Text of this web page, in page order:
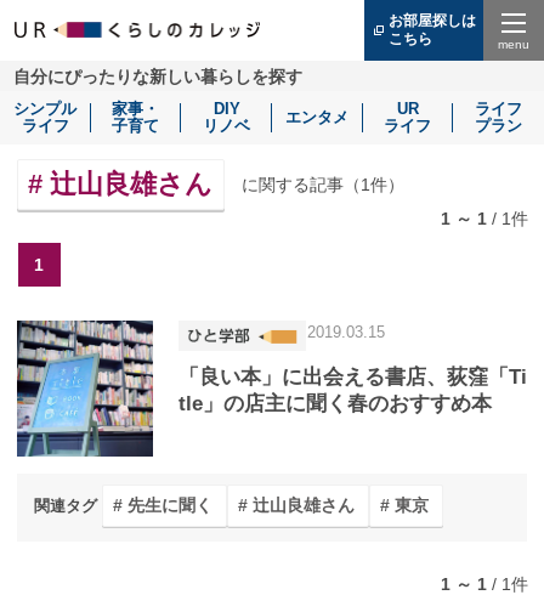
お部屋探しは
こちら
（別
ウ
ド
ウ
す）
自分にぴったりな新しい暮らしを探す
シンプル
ライフ
家事・
子育て
DIY
リノベ
エンタメ
UR
ライフ
ライフ
プラン
辻山良雄さん に関する記事（1件）
1 ～ 1/ 1件
1
「良い本」に出会える書店、荻窪「Ti
tle」の店主に聞く春のおすすめ本
2019.03.15
関連タグ 先生に聞く 辻山良雄さん 東京
1 ～ 1/ 1件